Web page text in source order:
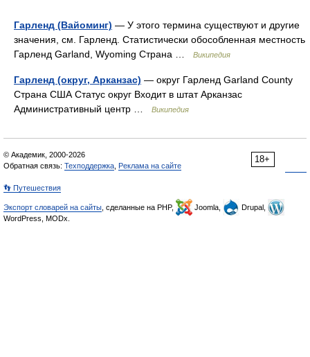
Гарленд (Вайоминг) — У этого термина существуют и другие
значения, см. Гарленд. Статистически обособленная местность
Гарленд Garland, Wyoming Страна …
Википедия
Гарленд (округ, Арканзас) — округ Гарленд Garland County
Страна США Статус округ Входит в штат Арканзас
Административный центр …
Википедия
18+
© Академик, 2000-2026
Обратная связь: Техподдержка Реклама на сайте
👣 Путешествия
Экспорт словарей на сайты , сделанные на PHP, Joomla,
Drupal,
WordPress, MODx.